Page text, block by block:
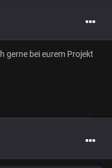
gerne bei eurem Projekt